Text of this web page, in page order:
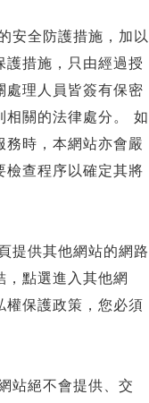
安全防護措施，加以
措施，只由經過授
處理人員皆簽有保密
相關的法律處分。 如
務時，本網站亦會嚴
檢查程序以確定其將
提供其他網站的網路
點選進入其他網
權保護政策，您必須
站絕不會提供、交